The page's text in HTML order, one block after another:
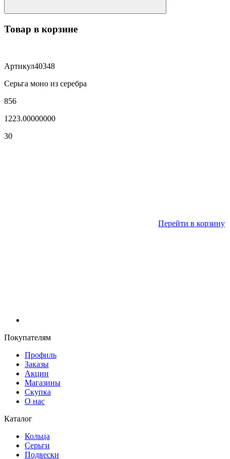
Товар в корзине
Артикул40348
Серьга моно из серебра
856
1223.00000000
30
Перейти в корзину
Покупателям
Профиль
Заказы
Акции
Магазины
Скупка
О нас
Каталог
Кольца
Серьги
Подвески